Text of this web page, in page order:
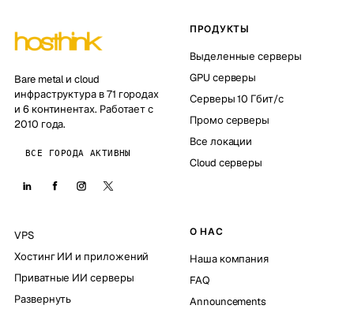
Bare metal и cloud
инфраструктура в 71 городах
и 6 континентах. Работает с
2010 года.
ВСЕ ГОРОДА АКТИВНЫ
ПРОДУКТЫ
Выделенные серверы
GPU серверы
Серверы 10 Гбит/с
Промо серверы
Все локации
Cloud серверы
VPS
Хостинг ИИ и приложений
Приватные ИИ серверы
Развернуть
О НАС
Наша компания
FAQ
Announcements